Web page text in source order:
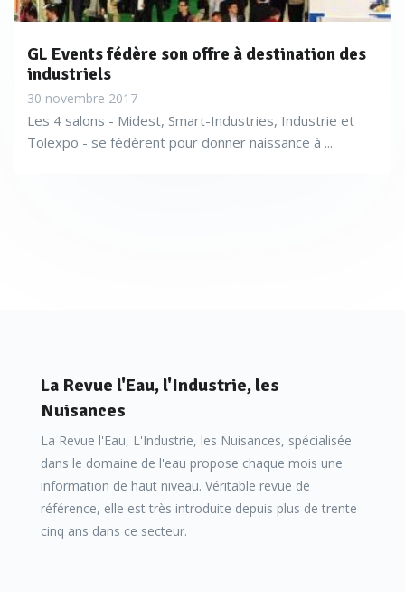
GL Events fédère son offre à destination des
industriels
30 novembre 2017
Les 4 salons - Midest, Smart-Industries, Industrie et
Tolexpo - se fédèrent pour donner naissance à ...
La Revue l'Eau, l'Industrie, les
Nuisances
La Revue l'Eau, L'Industrie, les Nuisances, spécialisée
dans le domaine de l'eau propose chaque mois une
information de haut niveau. Véritable revue de
référence, elle est très introduite depuis plus de trente
cinq ans dans ce secteur.